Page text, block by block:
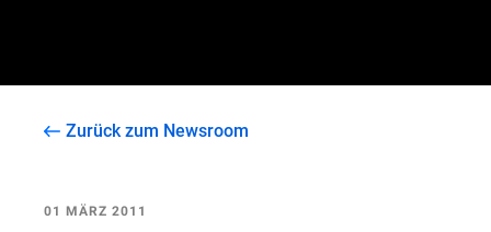
Zurück zum Newsroom
01 MÄRZ 2011